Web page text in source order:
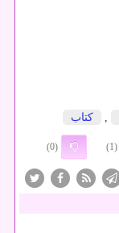
كتاب
(1)
(0)